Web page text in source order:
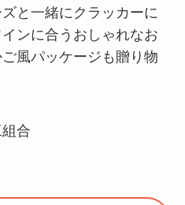
と一緒にクラッカーに
ンに合うおしゃれなお
風パッケージも贈り物
合